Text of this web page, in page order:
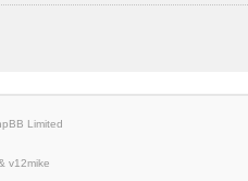
Limited
v12mike